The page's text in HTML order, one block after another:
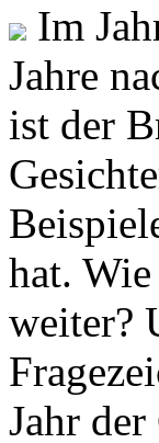
Im
Jahre
ist der
hat.
weiter?
Jahr